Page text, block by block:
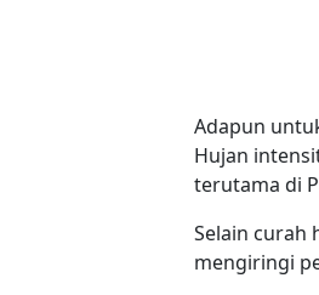
Adapun
Hujan
terutama di
Selain curah
mengiringi